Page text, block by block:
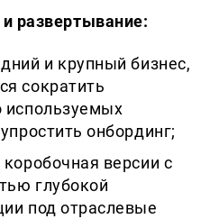
развертывание:
и крупный бизнес,
сократить
используемых
онбординг;
версии с
глубокой
под отраслевые